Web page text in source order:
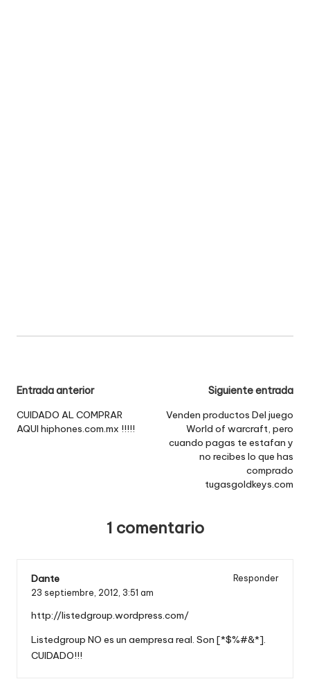
Navegación
de
entradas
Entrada anterior
CUIDADO AL COMPRAR
AQUI hiphones.com.mx !!!!!
Siguiente entrada
Venden productos Del juego
World of warcraft, pero
cuando pagas te estafan y
no recibes lo que has
comprado
tugasgoldkeys.com
1 comentario
Dante
Responder
23 septiembre, 2012, 3:51 am
http://listedgroup.wordpress.com/
Listedgroup NO es un aempresa real. Son [*$%#&*].
CUIDADO!!!